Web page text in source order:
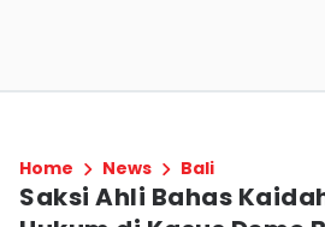
Home News Bali
Saksi Ahli Bahas